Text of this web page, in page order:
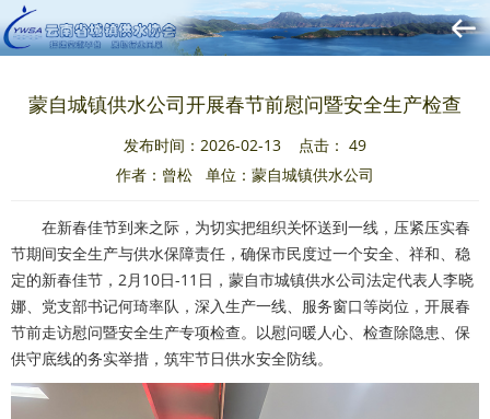
蒙自城镇供水公司开展春节前慰问暨安全生产检查
发布时间：2026-02-13 点击： 49
作者：曾松 单位：蒙自城镇供水公司
在新春佳节到来之际，为切实把组织关怀送到一线，压紧压实春
节期间安全生产与供水保障责任，确保市民度过一个安全、祥和、稳
定的新春佳节，2月10日-11日，蒙自市城镇供水公司法定代表人李晓
娜、党支部书记何琦率队，深入生产一线、服务窗口等岗位，开展春
节前走访慰问暨安全生产专项检查。以慰问暖人心、检查除隐患、保
供守底线的务实举措，筑牢节日供水安全防线。